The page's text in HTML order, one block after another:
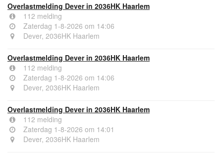
Overlastmelding Dever in 2036HK Haarlem
112 melding
Zaterdag 1-8-2026 om 14:06
Dever, 2036HK Haarlem
Overlastmelding Dever in 2036HK Haarlem
112 melding
Zaterdag 1-8-2026 om 14:06
Dever, 2036HK Haarlem
Overlastmelding Dever in 2036HK Haarlem
112 melding
Zaterdag 1-8-2026 om 14:01
Dever, 2036HK Haarlem